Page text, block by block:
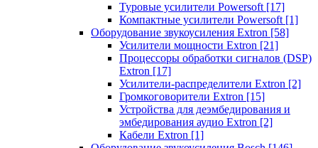
Туровые усилители Powersoft [17]
Компактные усилители Powersoft [1]
Оборудование звукоусиления Extron [58]
Усилители мощности Extron [21]
Процессоры обработки сигналов (DSP)
Extron [17]
Усилители-распределители Extron [2]
Громкоговорители Extron [15]
Устройства для деэмбедирования и
эмбедирования аудио Extron [2]
Кабели Extron [1]